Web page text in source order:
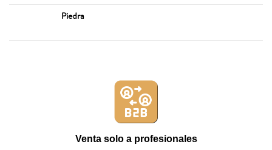
Piedra
Venta solo a profesionales